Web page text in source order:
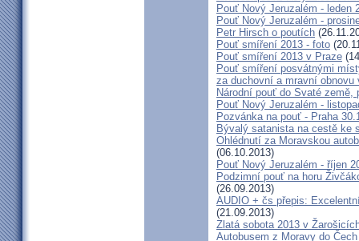
Pouť Nový Jeruzalém - leden
Pouť Nový Jeruzalém -
Petr Hirsch o poutích
Pouť smíření 2013 - foto
Pouť smíření 2013 v Praze
Pouť smíření posvátnými
za duchovní a mravní obnovu
Národní pouť do Svaté země,
Pouť Nový Jeruzalém -
Pozvánka na pouť - Praha
Bývalý satanista na cestě ke
Ohlédnutí za Moravskou
(06.10.2013)
Pouť Nový Jeruzalém - říjen
Podzimní pouť na horu
(26.09.2013)
AUDIO + čs přepis:
(21.09.2013)
Zlatá sobota 2013 v
Autobusem z Moravy do Čech